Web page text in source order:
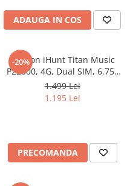
ADAUGA IN COS
-20%
Telefon iHunt Titan Music
P22000, 4G, Dual SIM, 6.75"
120Hz, Octa-Core, 6GB RAM,
128GB, NFC, Dual Speaker
1.499 Lei
1.195 Lei
PRECOMANDA